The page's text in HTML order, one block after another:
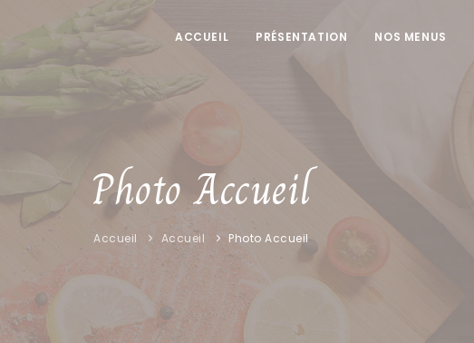
ACCUEIL PRÉSENTATION NOS MENUS
Photo Accueil
Accueil Accueil Photo Accueil